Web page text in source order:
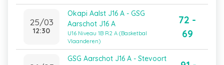
25/03
12:30
Okapi Aalst J16 A - GSG
Aarschot J16 A
U16 Niveau 1B R2 A (Basketbal
Vlaanderen)
72 -
69
GSG Aarschot J16 A - Stevoort